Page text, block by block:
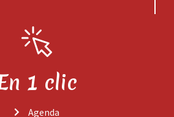
1 clic
Agenda